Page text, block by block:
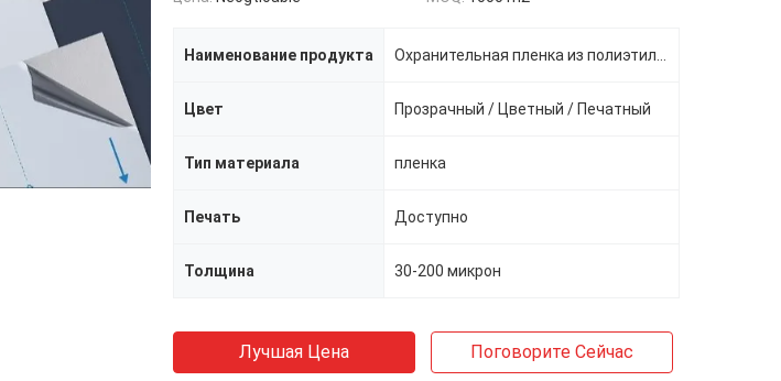
Наименование продукта
Цвет Прозрачный / Цветный / Печатный
Тип материала пленка
Печать Доступно
Толщина 30-200 микрон
Лучшая Цена Поговорите Сейчас